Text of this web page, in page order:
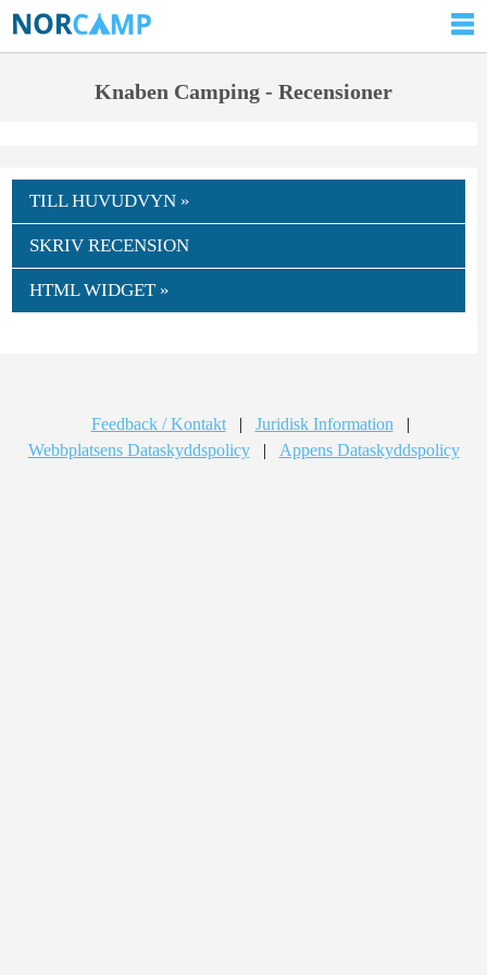
Knaben Camping - Recensioner
TILL HUVUDVYN »
SKRIV RECENSION
HTML WIDGET »
Feedback / Kontakt | Juridisk Information
|
Webbplatsens Dataskyddspolicy
| Appens Dataskyddspolicy